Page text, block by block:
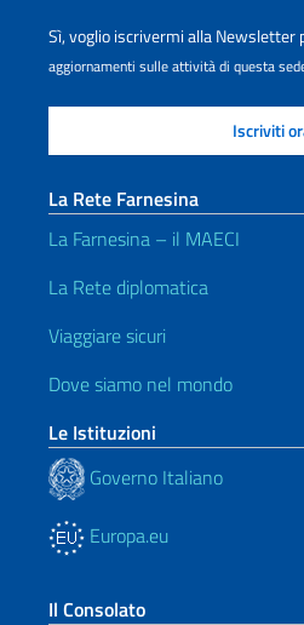
Sì, voglio iscrivermi alla Newsletter
aggiornamenti sulle attività di questa
La Rete Farnesina
La Farnesina – il MAECI
La Rete diplomatica
Viaggiare sicuri
Dove siamo nel mondo
Le Istituzioni
Governo Italiano
Europa.eu
Il Consolato